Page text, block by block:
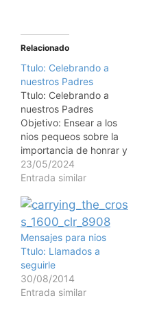
Relacionado
Ttulo: Celebrando a
nuestros Padres
Ttulo: Celebrando a
nuestros Padres
Objetivo: Ensear a los
nios pequeos sobre la
importancia de honrar y
amar a sus padres, y
celebrar el Da del Padre.
tu padre y a tu madre,
que es el primer
mandamiento con
promesa." - Efesios 6:2
(NTV) Actividades:
Introduccin:…
23/05/2024
Entrada similar
Mensajes para nios
Ttulo: Llamados a
seguirle
30/08/2014
Entrada similar